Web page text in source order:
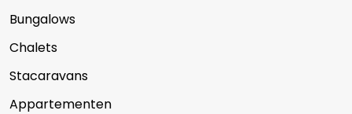
Bungalows
Chalets
Stacaravans
Appartementen